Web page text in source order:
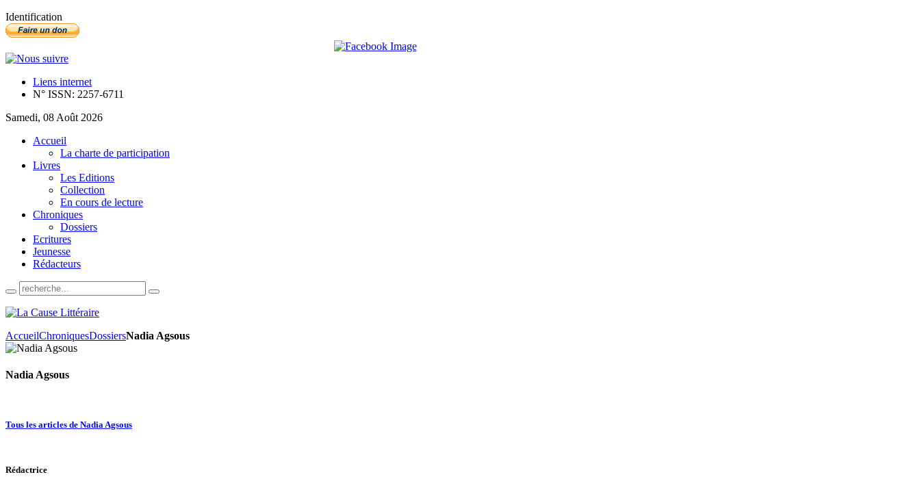
Identification
Liens internet
N° ISSN: 2257-6711
Samedi, 08 Août 2026
Accueil
La charte de participation
Livres
Les Editions
Collection
En cours de lecture
Chroniques
Dossiers
Ecritures
Jeunesse
Rédacteurs
AccueilChroniquesDossiersNadia Agsous
Nadia Agsous
Tous les articles de Nadia Agsous
Rédactrice